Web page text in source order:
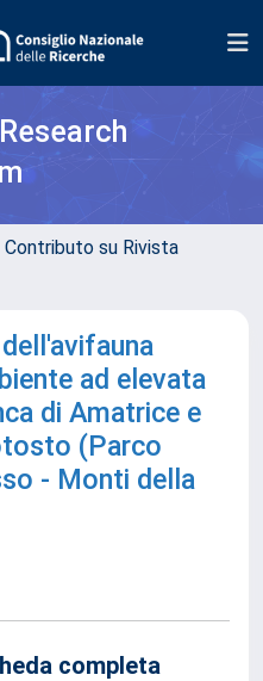
Contributo su Rivista
ad elevata
di Amatrice e
(Parco
- Monti della
completa